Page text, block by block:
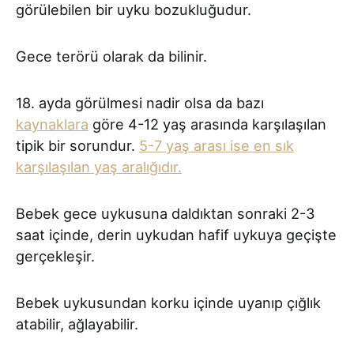
görülebilen bir uyku bozukluğudur.
Gece terörü olarak da bilinir.
18. ayda görülmesi nadir olsa da bazı
kaynaklara göre 4-12 yaş arasında karşılaşılan
tipik bir sorundur. 5-7 yaş arası ise en sık
karşılaşılan yaş aralığıdır.
Bebek gece uykusuna daldıktan sonraki 2-3
saat içinde, derin uykudan hafif uykuya geçişte
gerçekleşir.
Bebek uykusundan korku içinde uyanıp çığlık
atabilir, ağlayabilir.